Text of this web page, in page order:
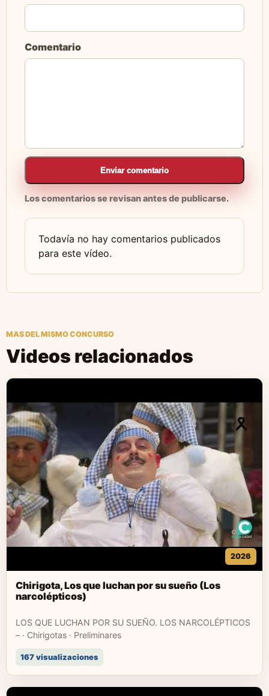
Comentario
Enviar comentario
Los comentarios se revisan antes de publicarse.
Todavía no hay comentarios publicados
para este vídeo.
MAS DEL MISMO CONCURSO
Videos relacionados
2026
Chirigota, Los que luchan por su sueño (Los
narcolépticos)
LOS QUE LUCHAN POR SU SUEÑO. LOS NARCOLÉPTICOS
– · Chirigotas · Preliminares
167 visualizaciones